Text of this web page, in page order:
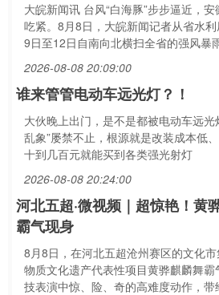
大皖新闻讯 台风“白海豚”步步逼近，
吃紧。8月8日，大皖新闻记者从省水
9日至12日自南向北横扫全省的强风暴
2026-08-08 20:09:00
谁来管管电动车远光灯？！
大伙晚上出门，是不是都被电动车远光
乱象”屡禁不止，根源就是改装成本低
十到几百元就能买到各类强光射灯
2026-08-08 20:24:00
河北五超·微视频｜超惊艳！黄
霸气现身
8月8日，在河北五超沧州赛区的文化
物质文化遗产代表性项目黄骅麒麟舞
技表演中惊、险、奇的高难度动作，带